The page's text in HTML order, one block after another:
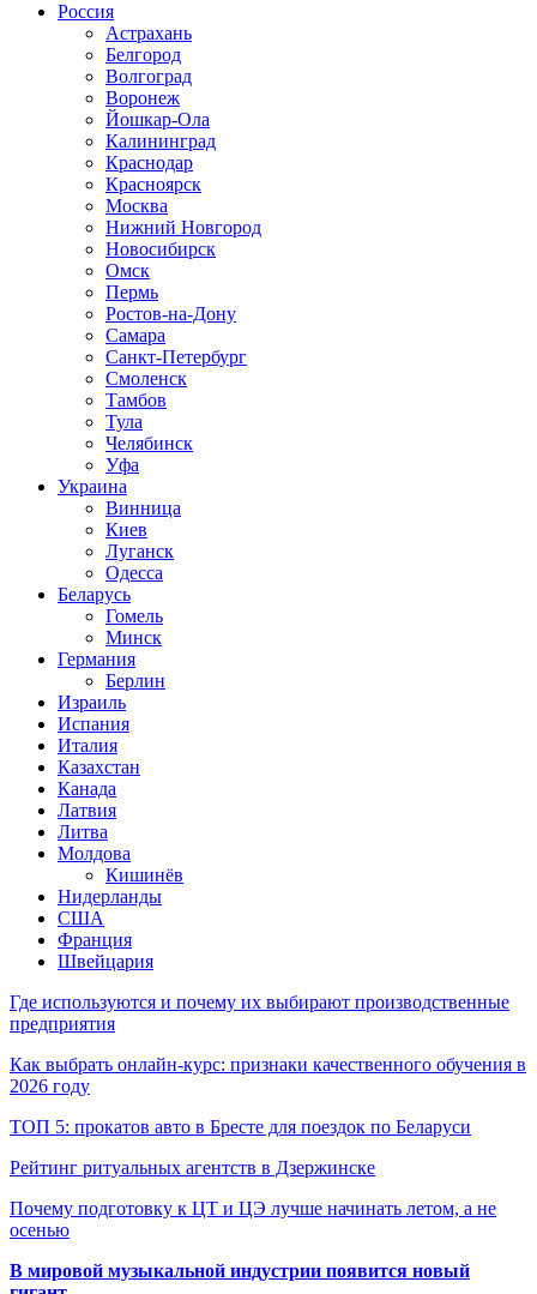
Россия
Астрахань
Белгород
Волгоград
Воронеж
Йошкар-Ола
Калининград
Краснодар
Красноярск
Москва
Нижний Новгород
Новосибирск
Омск
Пермь
Ростов-на-Дону
Самара
Санкт-Петербург
Смоленск
Тамбов
Тула
Челябинск
Уфа
Украина
Винница
Киев
Луганск
Одесса
Беларусь
Гомель
Минск
Германия
Берлин
Израиль
Испания
Италия
Казахстан
Канада
Латвия
Литва
Молдова
Кишинёв
Нидерланды
США
Франция
Швейцария
Где используются и почему их выбирают производственные
предприятия
Как выбрать онлайн-курс: признаки качественного обучения в
2026 году
ТОП 5: прокатов авто в Бресте для поездок по Беларуси
Рейтинг ритуальных агентств в Дзержинске
Почему подготовку к ЦТ и ЦЭ лучше начинать летом, а не
осенью
В мировой музыкальной индустрии появится новый